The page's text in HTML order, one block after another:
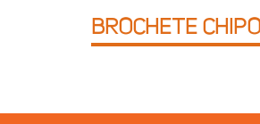
BROCHETE